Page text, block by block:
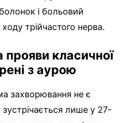
і больовий
трійчастого нерва.
класичної
з аурою
захворювання не є
лише у 27-